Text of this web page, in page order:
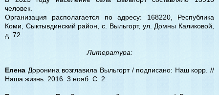
человек.
Организация располагается по адресу: 168220, Республика
Коми, Сыктывдинский район, с. Выльгорт, ул. Домны Каликовой,
д. 72.
Литература:
Елена Доронина возглавила Выльгорт / подписано: Наш корр. //
Наша жизнь. 2016. 3 нояб. С. 2.